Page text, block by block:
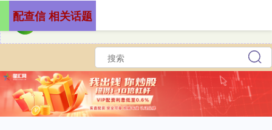
配查信 相关话题